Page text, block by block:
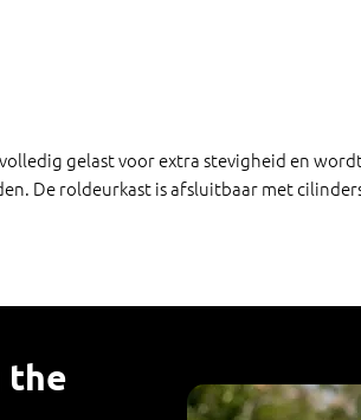
gelast voor extra stevigheid en
De roldeurkast is afsluitbaar met
the